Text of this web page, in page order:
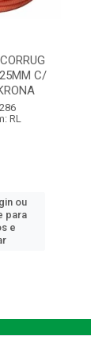
C/
RL
ou
para
e